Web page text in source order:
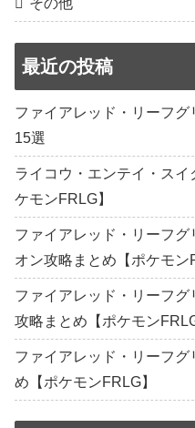
その他
最近の投稿
ファイアレッド・リーフ
15選
ライコウ・エンテイ・ス
ケモンFRLG】
ファイアレッド・リーフ
オン攻略まとめ【ポケモン
ファイアレッド・リーフ
攻略まとめ【ポケモンFRLG
ファイアレッド・リーフ
め【ポケモンFRLG】